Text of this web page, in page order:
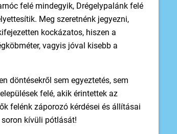
felé mindegyik, Drégelypalánk felé
Meg szeretnénk jegyezni,
kockázatos, hiszen a
vagyis jóval kisebb a
döntésekről sem egyeztetés, sem
felé, akik érintettek az
felénk záporozó kérdései és állításai
kívüli pótlását!